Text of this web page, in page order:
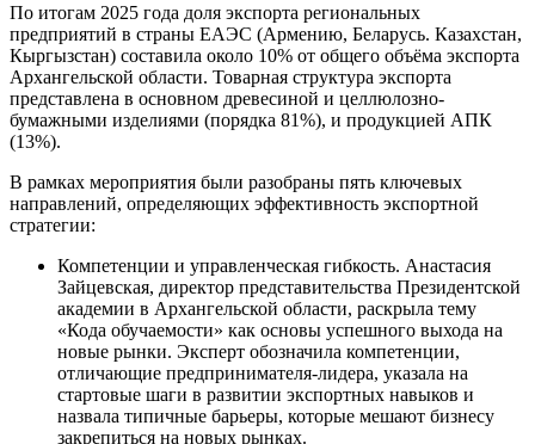
По итогам 2025 года доля экспорта региональных
предприятий в страны ЕАЭС (Армению, Беларусь. Казахстан,
Кыргызстан) составила около 10% от общего объёма экспорта
Архангельской области. Товарная структура экспорта
представлена в основном древесиной и целлюлозно-
бумажными изделиями (порядка 81%), и продукцией АПК
(13%).
В рамках мероприятия были разобраны пять ключевых
направлений, определяющих эффективность экспортной
стратегии:
Компетенции и управленческая гибкость. Анастасия
Зайцевская, директор представительства Президентской
академии в Архангельской области, раскрыла тему
«Кода обучаемости» как основы успешного выхода на
новые рынки. Эксперт обозначила компетенции,
отличающие предпринимателя-лидера, указала на
стартовые шаги в развитии экспортных навыков и
назвала типичные барьеры, которые мешают бизнесу
закрепиться на новых рынках.